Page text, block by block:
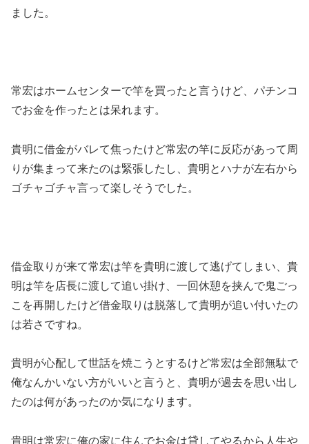
ました。
常宏はホームセンターで竿を買ったと言うけど、パチンコ
でお金を作ったとは呆れます。
貴明に借金がバレて焦ったけど常宏の竿に反応があって周
りが集まって来たのは緊張したし、貴明とハナが左右から
ゴチャゴチャ言って楽しそうでした。
借金取りが来て常宏は竿を貴明に渡して逃げてしまい、貴
明は竿を店長に渡して追い掛け、一回休憩を挟んで鬼ごっ
こを再開したけど借金取りは脱落して貴明が追い付いたの
は若さですね。
貴明が心配して世話を焼こうとするけど常宏は全部無駄で
俺なんかいない方がいいと言うと、貴明が過去を思い出し
たのは何があったのか気になります。
貴明は常宏に俺の家に住んでお金は貸してやるから人生や